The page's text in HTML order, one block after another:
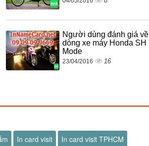
Người dùng đánh giá về
dòng xe máy Honda SH
Mode
23/04/2016 16
In card visit
In card visit TPHCM